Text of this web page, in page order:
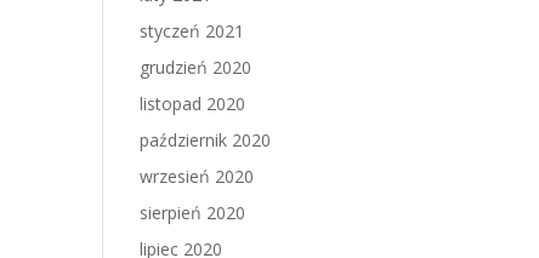
styczeń 2021
grudzień 2020
listopad 2020
październik 2020
wrzesień 2020
sierpień 2020
lipiec 2020